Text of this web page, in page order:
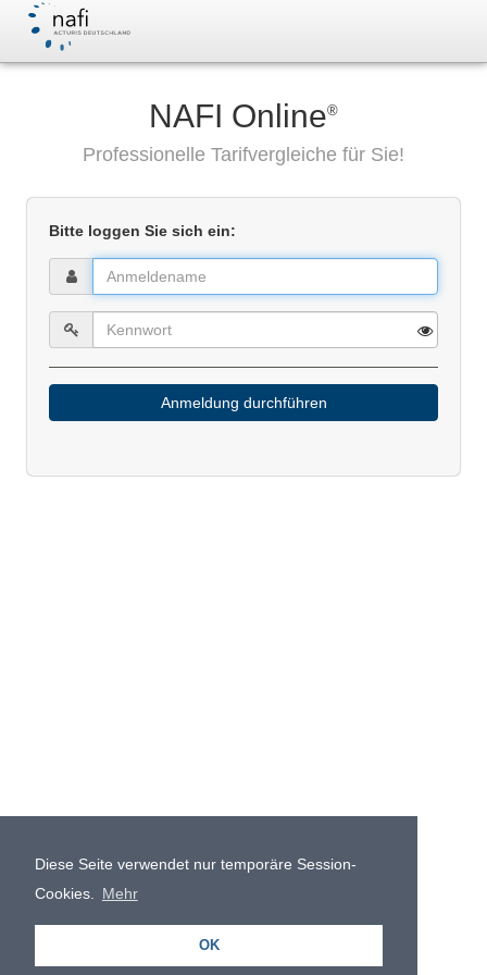
Diese Seite verwendet nur temporäre Session-
Cookies.
Mehr
OK
NAFI Online®
Professionelle Tarifvergleiche für Sie!
Bitte loggen Sie sich ein:
Anmeldung durchführen